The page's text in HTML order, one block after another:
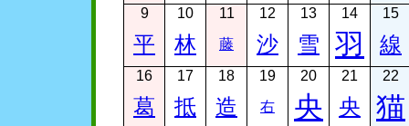
9
平
10
林
11
藤
12
沙
13
雪
14
羽
15
線
16
葛
17
抵
18
造
19
右
20
央
21
央
22
猫